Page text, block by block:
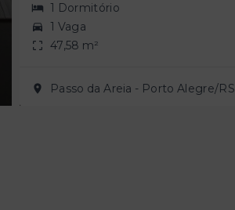
1 Dormitório
1 Vaga
47,58 m²
Passo da Areia - Porto Alegre/RS